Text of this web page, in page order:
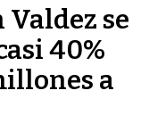
Valdez se
40%
a